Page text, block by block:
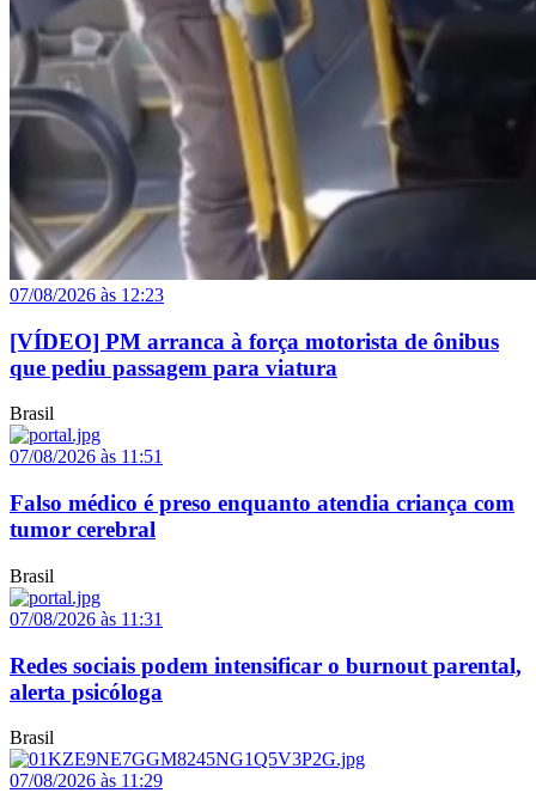
07/08/2026 às 12:23
[VÍDEO] PM arranca à força motorista de ônibus
que pediu passagem para viatura
Brasil
07/08/2026 às 11:51
Falso médico é preso enquanto atendia criança com
tumor cerebral
Brasil
07/08/2026 às 11:31
Redes sociais podem intensificar o burnout parental,
alerta psicóloga
Brasil
07/08/2026 às 11:29